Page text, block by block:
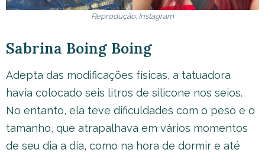
Reprodução: Instagram
Sabrina Boing Boing
Adepta das modificações físicas, a tatuadora
havia colocado seis litros de silicone nos seios.
No entanto, ela teve dificuldades com o peso e o
tamanho, que atrapalhava em vários momentos
de seu dia a dia, como na hora de dormir e até